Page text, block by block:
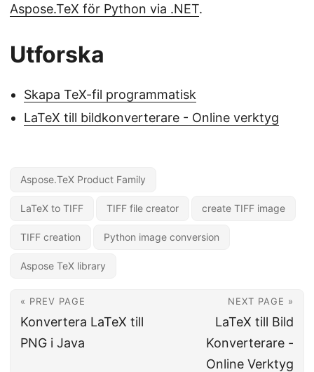
Aspose.TeX för Python via .NET.
Utforska
Skapa TeX-fil programmatisk
LaTeX till bildkonverterare - Online verktyg
Aspose.TeX Product Family
LaTeX to TIFF TIFF file creator create TIFF image
TIFF creation Python image conversion
Aspose TeX library
« PREV PAGE
Konvertera LaTeX till
PNG i Java
NEXT PAGE »
LaTeX till Bild
Konverterare -
Online Verktyg